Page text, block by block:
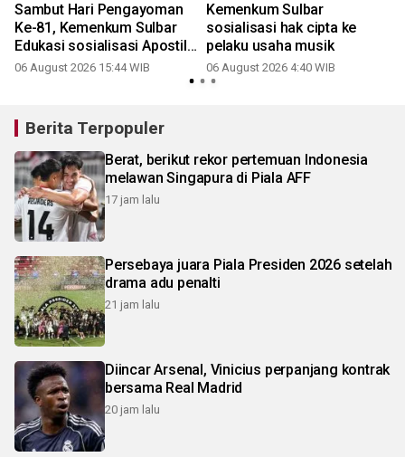
Sambut Hari Pengayoman
Ke-81, Kemenkum Sulbar
Edukasi sosialisasi Apostille
di Unsulbar
06 August 2026 15:44 WIB
Kemenkum Sulbar
sosialisasi hak cipta ke
pelaku usaha musik
06 August 2026 4:40 WIB
Berita Terpopuler
Berat, berikut rekor pertemuan Indonesia
melawan Singapura di Piala AFF
17 jam lalu
Persebaya juara Piala Presiden 2026 setelah
drama adu penalti
21 jam lalu
Diincar Arsenal, Vinicius perpanjang kontrak
bersama Real Madrid
20 jam lalu